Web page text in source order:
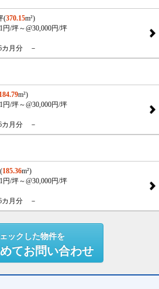
(370.15m²)
円/坪～@30,000円/坪
カ月分 －
184.79m²)
円/坪～@30,000円/坪
カ月分 －
185.36m²)
円/坪～@30,000円/坪
カ月分 －
ックした物件を
てお問い合わせ